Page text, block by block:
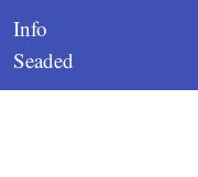
Info
Seaded